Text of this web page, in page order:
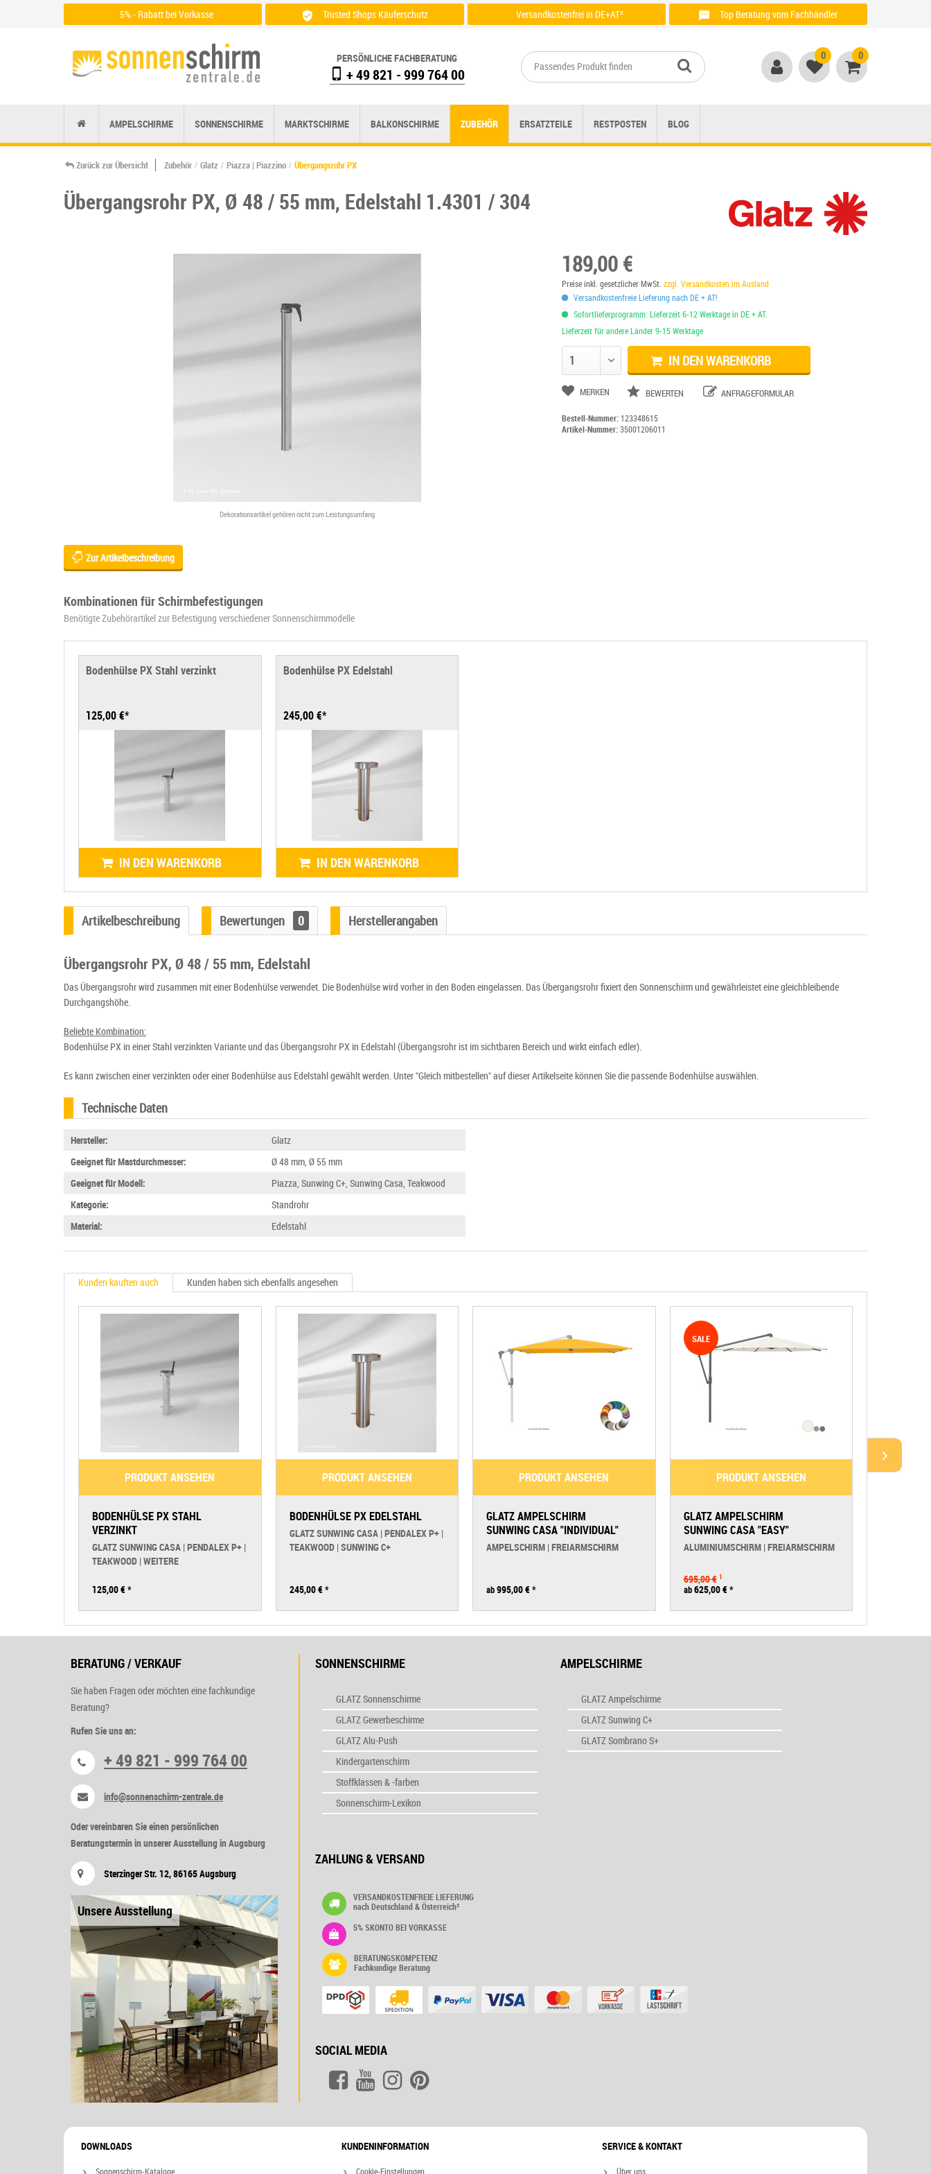
5% - Rabatt bei Vorkasse
Trusted Shops Käuferschutz
Versandkostenfrei in DE+AT²
Top Beratung vom Fachhändler
PERSÖNLICHE FACHBERATUNG
+ 49 821 - 999 764 00
0 0
AMPELSCHIRME SONNENSCHIRME MARKTSCHIRME BALKONSCHIRME ZUBEHÖR ERSATZTEILE RESTPOSTEN BLOG
Zurück zur Übersicht Zubehör Glatz Piazza | Piazzino Übergangsrohr PX
Übergangsrohr PX, Ø 48 / 55 mm, Edelstahl 1.4301 / 304
Dekorationsartikel gehören nicht zum Leistungsumfang
189,00 €
Preise inkl. gesetzlicher MwSt.zzgl. Versandkosten im Ausland
Versandkostenfreie Lieferung nach DE + AT!
Sofortlieferprogramm: Lieferzeit 6-12 Werktage in DE + AT.
Lieferzeit für andere Länder 9-15 Werktage
IN DEN WARENKORB
MERKEN BEWERTEN ANFRAGEFORMULAR
Bestell-Nummer:123348615
Artikel-Nummer:35001206011
Zur Artikelbeschreibung
Kombinationen für Schirmbefestigungen
Benötigte Zubehörartikel zur Befestigung verschiedener Sonnenschirmmodelle
Bodenhülse PX Stahl verzinkt
125,00 €*
IN DEN WARENKORB
Bodenhülse PX Edelstahl
245,00 €*
IN DEN WARENKORB
Artikelbeschreibung Bewertungen 0 Herstellerangaben
Übergangsrohr PX, Ø 48 / 55 mm, Edelstahl
Das Übergangsrohr wird zusammen mit einer Bodenhülse verwendet. Die Bodenhülse wird vorher in den Boden eingelassen. Das Übergangsrohr fixiert den Sonnenschirm und gewährleistet eine gleichbleibende
Durchgangshöhe.
Beliebte Kombination:
Bodenhülse PX in einer Stahl verzinkten Variante und das Übergangsrohr PX in Edelstahl (Übergangsrohr ist im sichtbaren Bereich und wirkt einfach edler).
Es kann zwischen einer verzinkten oder einer Bodenhülse aus Edelstahl gewählt werden. Unter "Gleich mitbestellen" auf dieser Artikelseite können Sie die passende Bodenhülse auswählen.
Technische Daten
Hersteller:
Glatz
Geeignet für Mastdurchmesser:
Ø 48 mm, Ø 55 mm
Geeignet für Modell:
Piazza, Sunwing C+, Sunwing Casa, Teakwood
Kategorie:
Standrohr
Material:
Edelstahl
Kunden kauften auch Kunden haben sich ebenfalls angesehen
PRODUKT ANSEHEN
BODENHÜLSE PX STAHL
VERZINKT
GLATZ SUNWING CASA | PENDALEX P+ |
TEAKWOOD | WEITERE
125,00 € *
PRODUKT ANSEHEN
BODENHÜLSE PX EDELSTAHL
GLATZ SUNWING CASA | PENDALEX P+ |
TEAKWOOD | SUNWING C+
245,00 € *
PRODUKT ANSEHEN
GLATZ AMPELSCHIRM
SUNWING CASA "INDIVIDUAL"
AMPELSCHIRM | FREIARMSCHIRM
ab995,00 € *
SALE
PRODUKT ANSEHEN
GLATZ AMPELSCHIRM
SUNWING CASA "EASY"
ALUMINIUMSCHIRM | FREIARMSCHIRM
695,00 € 1
ab625,00 € *
BERATUNG / VERKAUF
Sie haben Fragen oder möchten eine fachkundige
Beratung?
Rufen Sie uns an:
+ 49 821 - 999 764 00
info@sonnenschirm-zentrale.de
Oder vereinbaren Sie einen persönlichen
Beratungstermin in unserer Ausstellung in Augsburg
Sterzinger Str. 12, 86165 Augsburg
Unsere Ausstellung
SONNENSCHIRME
GLATZ Sonnenschirme
GLATZ Gewerbeschirme
GLATZ Alu-Push
Kindergartenschirm
Stoffklassen & -farben
Sonnenschirm-Lexikon
AMPELSCHIRME
GLATZ Ampelschirme
GLATZ Sunwing C+
GLATZ Sombrano S+
ZAHLUNG & VERSAND
VERSANDKOSTENFREIE LIEFERUNG
nach Deutschland & Österreich²
5% SKONTO BEI VORKASSE
BERATUNGSKOMPETENZ
Fachkundige Beratung
SOCIAL MEDIA
DOWNLOADS
Sonnenschirm-Kataloge
KUNDENINFORMATION
Cookie-Einstellungen
SERVICE & KONTAKT
Über uns